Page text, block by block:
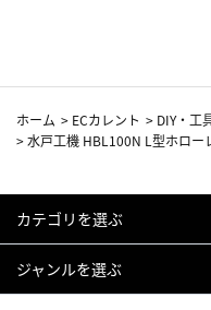
ホーム > ECカレント > DIY・工
>水戸工機 HBL100N L型ホロー
カテゴリを選ぶ
ジャンルを選ぶ